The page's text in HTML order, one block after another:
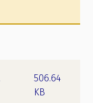
506.64
KB